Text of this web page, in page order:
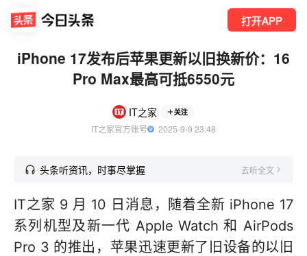
打开APP
iPhone 17发布后苹果更新以旧换新价：16
Pro Max最高可抵6550元
IT之家 关注
IT之家官方账号
  2025-9-9 23:48
头条听资讯，时事尽掌握 去听全文
IT之家 9 月 10 日消息，随着全新 iPhone 17
系列机型及新一代 Apple Watch 和 AirPods
Pro 3 的推出，苹果迅速更新了旧设备的以旧